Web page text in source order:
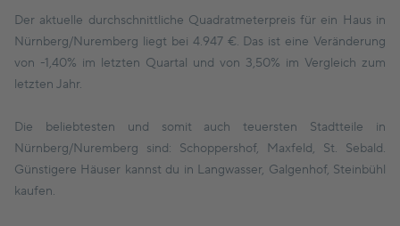
Der aktuelle durchschnittliche Quadratmeterpreis für ein Haus in
Nürnberg/Nuremberg liegt bei 4.947 €. Das ist eine Veränderung
von -1,40% im letzten Quartal und von 3,50% im Vergleich zum
letzten Jahr.
Die beliebtesten und somit auch teuersten Stadtteile in
Nürnberg/Nuremberg sind: Schoppershof, Maxfeld, St. Sebald.
Günstigere Häuser kannst du in Langwasser, Galgenhof, Steinbühl
kaufen.